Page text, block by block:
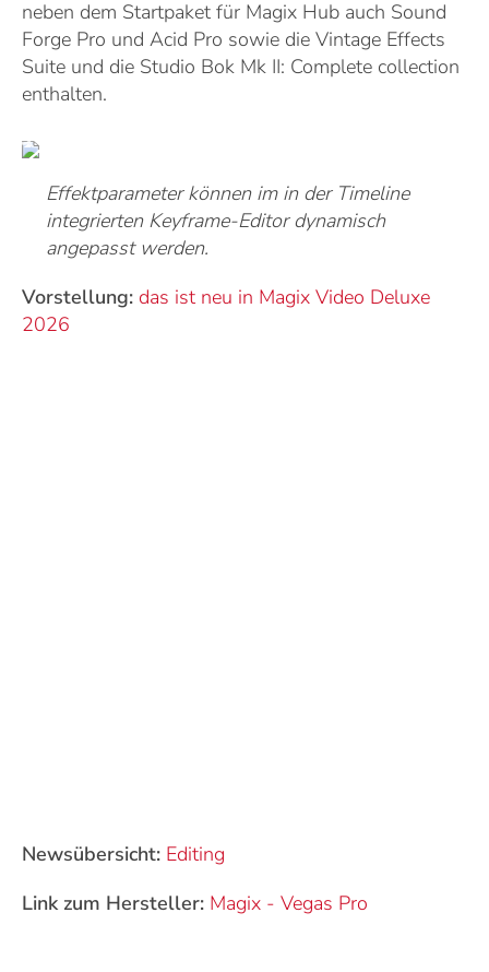
neben dem Startpaket für Magix Hub auch Sound
Forge Pro und Acid Pro sowie die Vintage Effects
Suite und die Studio Bok Mk II: Complete collection
enthalten.
Effektparameter können im in der Timeline
integrierten Keyframe-Editor dynamisch
angepasst werden.
Vorstellung: das ist neu in Magix Video Deluxe
2026
Newsübersicht: Editing
Link zum Hersteller: Magix - Vegas Pro